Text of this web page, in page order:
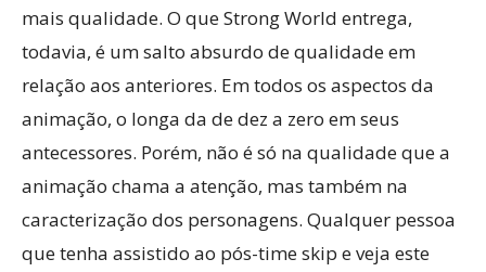
mais qualidade. O que Strong World entrega,
todavia, é um salto absurdo de qualidade em
relação aos anteriores. Em todos os aspectos da
animação, o longa da de dez a zero em seus
antecessores. Porém, não é só na qualidade que a
animação chama a atenção, mas também na
caracterização dos personagens. Qualquer pessoa
que tenha assistido ao pós-time skip e veja este